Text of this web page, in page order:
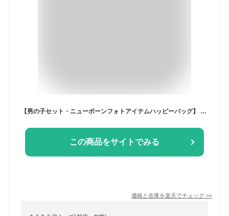
【男の子セット・ニューボーンフォトアイテムハッピーバッグ】 ニューボーンフォト セット 安い ハッピーバッグ 福袋 寝相アート 新生児フォト 月齢フォト コスチューム ベビーコスチューム マット ベビー用品 ベビーファッション 2点セット お買い得 fk12
この商品をサイトでみる
価格と在庫を楽天でチェック >>